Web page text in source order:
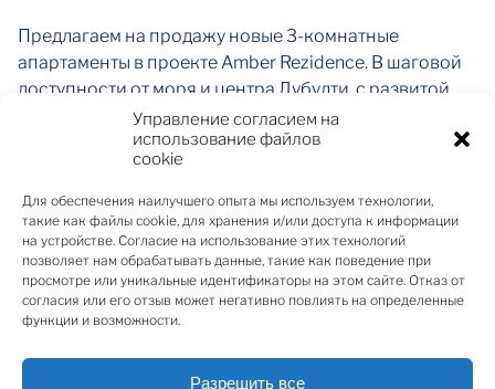
Управление согласием на
использование файлов
cookie
Для обеспечения наилучшего опыта мы используем технологии,
такие как файлы cookie, для хранения и/или доступа к информации
на устройстве. Согласие на использование этих технологий
позволяет нам обрабатывать данные, такие как поведение при
просмотре или уникальные идентификаторы на этом сайте. Отказ от
согласия или его отзыв может негативно повлиять на определенные
функции и возможности.
Разрешить все
Предлагаем на продажу новые 3-комнатные
апартаменты в проекте Amber Rezidence. В шаговой
доступности от моря и центра Дубулти, с развитой
городской инфраструктурой. Объект сдан в
эксплуатацию 07.03.2024.
Квартира с удобной и функциональной
планировкой. Состоит из гостиной с кухонной
зоной, 2 спален, 1 ванной комнаты, и балкона. Жилая
площадь: 77.6 м², площадь балкона 9.9, общая
площадь 77.6 Светлые панорамные окна, высота
потолков в комнатах: 2,95 м.
Данный апартамент продается с мебелью.
Качественная внутренняя отделка и качественное